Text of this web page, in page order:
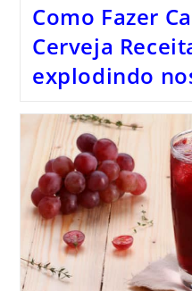
Como Fazer
Cerveja
explodindo